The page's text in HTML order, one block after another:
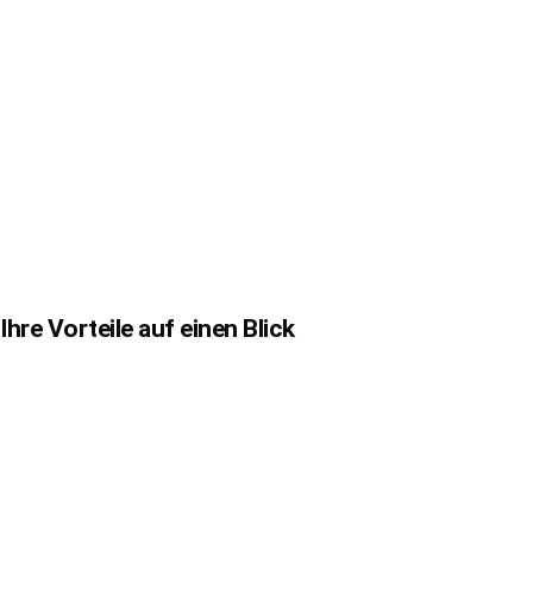
Ihre Vorteile auf einen Blick